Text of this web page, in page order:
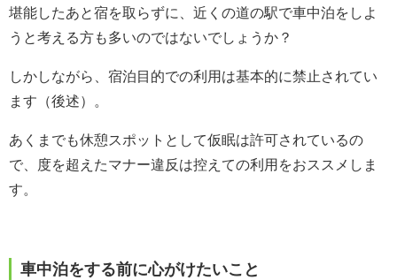
堪能したあと宿を取らずに、近くの道の駅で車中泊をしよ
うと考える方も多いのではないでしょうか？
しかしながら、宿泊目的での利用は基本的に禁止されてい
ます（後述）。
あくまでも休憩スポットとして仮眠は許可されているの
で、度を超えたマナー違反は控えての利用をおススメしま
す。
車中泊をする前に心がけたいこと